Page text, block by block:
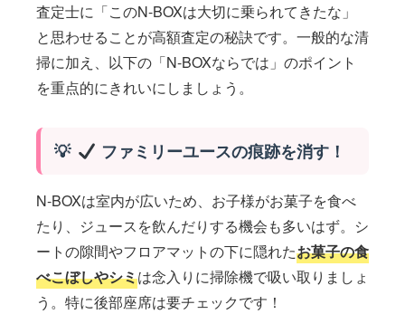
査定士に「このN-BOXは大切に乗られてきたな」
と思わせることが高額査定の秘訣です。一般的な清
掃に加え、以下の「N-BOXならでは」のポイント
を重点的にきれいにしましょう。
ファミリーユースの痕跡を消す！
N-BOXは室内が広いため、お子様がお菓子を食べ
たり、ジュースを飲んだりする機会も多いはず。シ
ートの隙間やフロアマットの下に隠れたお菓子の食
べこぼしやシミは念入りに掃除機で吸い取りましょ
う。特に後部座席は要チェックです！